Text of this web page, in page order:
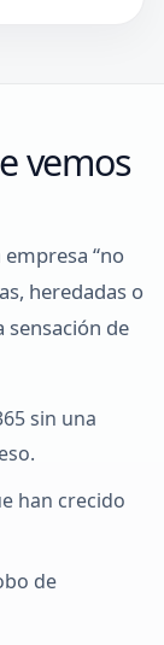
vemos
“no
heredadas o
sensación de
sin una
han crecido
de